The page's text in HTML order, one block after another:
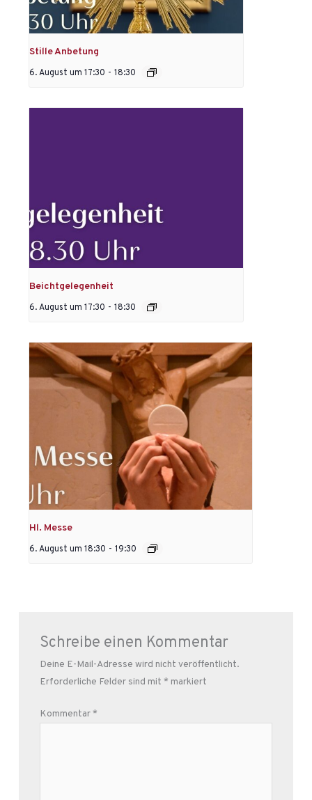
Stille Anbetung
6. August um 17:30 - 18:30
Beichtgelegenheit
6. August um 17:30 - 18:30
Hl. Messe
6. August um 18:30 - 19:30
Schreibe einen Kommentar
Deine E-Mail-Adresse wird nicht veröffentlicht.
Erforderliche Felder sind mit * markiert
Kommentar*